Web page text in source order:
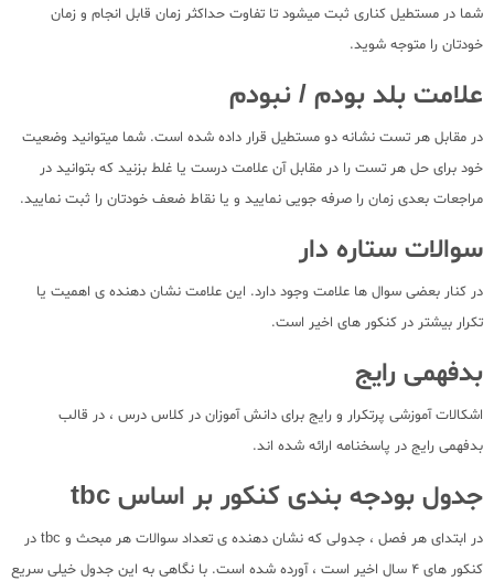
شما در مستطیل کناری ثبت میشود تا تفاوت حداکثر زمان قابل انجام و زمان
خودتان را متوجه شوید.
علامت بلد بودم / نبودم
در مقابل هر تست نشانه دو مستطیل قرار داده شده است. شما میتوانید وضعیت
خود برای حل هر تست را در مقابل آن علامت درست یا غلط بزنید که بتوانید در
مراجعات بعدی زمان را صرفه جویی نمایید و یا نقاط ضعف خودتان را ثبت نمایید.
سوالات ستاره دار
در کنار بعضی سوال ها علامت وجود دارد. این علامت نشان دهنده ی اهمیت یا
تکرار بیشتر در کنکور های اخیر است.
بدفهمی رایج
اشکالات آموزشی پرتکرار و رایج برای دانش آموزان در کلاس درس ، در قالب
بدفهمی رایج در پاسخنامه ارائه شده اند.
جدول بودجه بندی کنکور بر اساس tbc
در ابتدای هر فصل ، جدولی که نشان دهنده ی تعداد سوالات هر مبحث و tbc در
کنکور های 4 سال اخیر است ، آورده شده است. با نگاهی به این جدول خیلی سریع